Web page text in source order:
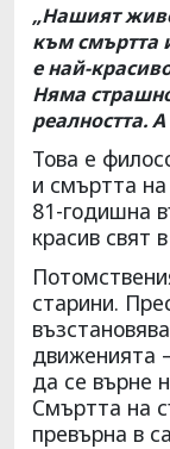
„Нашият
към смъртта
е най-
Няма
реалността.
Това е
и смъртта
81-годишна
красив свят
старини.
движенията
да се върне
Смъртта на
превърна в